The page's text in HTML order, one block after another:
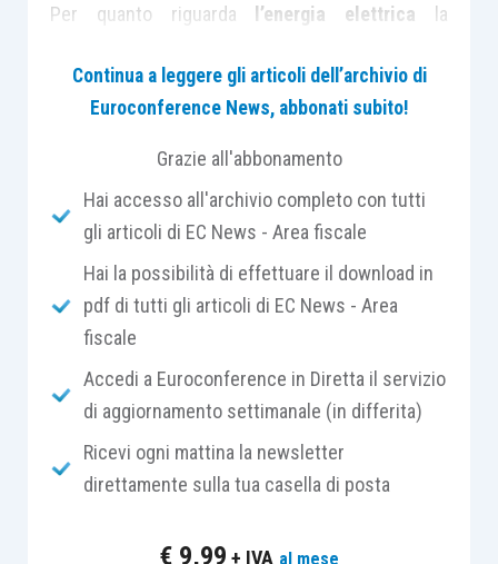
Per quanto riguarda l’energia elettrica la
attualmente:
il credito d’imposta per “imprese
2022, ai sensi dell’articolo 15 D.L. 4/2022;
il credito d’imposta per “imprese
energivore” relativo al secondo
trimestre 2022, ai sensi dell’articolo 4
D.L. 17/2022
il nuovo credito d’imposta per imprese
dotate di contatori di energia elettrica di
16,5 kW, diverse dalle “imprese
articolo 3 D.L.
Continua a leggere gli articoli dell’archivio di
Euroconference News, abbonati subito!
Grazie all'abbonamento
Hai accesso all'archivio completo con tutti
gli articoli di EC News - Area fiscale
Hai la possibilità di effettuare il download in
pdf di tutti gli articoli di EC News - Area
fiscale
Accedi a Euroconference in Diretta il servizio
di aggiornamento settimanale (in differita)
Ricevi ogni mattina la newsletter
direttamente sulla tua casella di posta
€ 9,99 + IVA al mese